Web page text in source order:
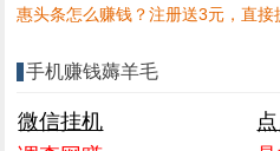
惠头条怎么赚钱？注册送3元，直接
手机赚钱薅羊毛
微信挂机